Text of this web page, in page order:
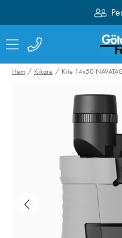
Fri
Hem Kikare Kite 14x50